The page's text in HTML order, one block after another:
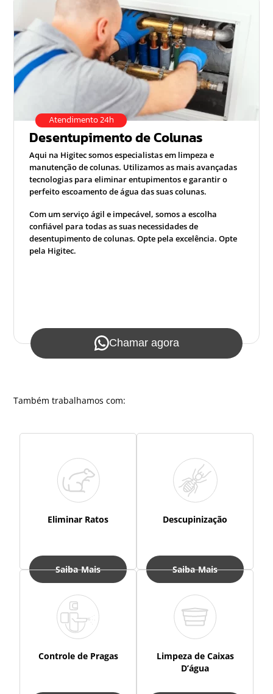
Atendimento 24h
Desentupimento de Colunas
Aqui na Higitec somos especialistas em limpeza e
manutenção de colunas. Utilizamos as mais avançadas
tecnologias para eliminar entupimentos e garantir o
perfeito escoamento de água das suas colunas.
Com um serviço ágil e impecável, somos a escolha
confiável para todas as suas necessidades de
desentupimento de colunas. Opte pela excelência. Opte
pela Higitec.
Chamar agora
Também trabalhamos com:
Eliminar Ratos
Saiba Mais
Descupinização
Saiba Mais
Controle de Pragas
Limpeza de Caixas
D’água